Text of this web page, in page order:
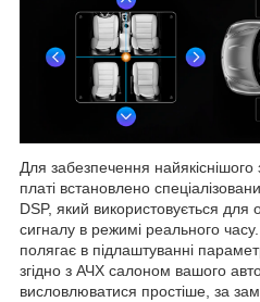
Для забезпечення найякіснішого
платі встановлено
DSP, який використовується
сигналу в режимі реального
полягає в підлаштуванні
згідно з АЧХ салоном вашого
висловлюватися простіше, за